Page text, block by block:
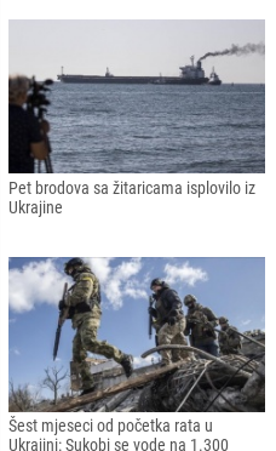
Pet brodova sa žitaricama isplovilo iz
Ukrajine
Šest mjeseci od početka rata u
Ukrajini: Sukobi se vode na 1.300